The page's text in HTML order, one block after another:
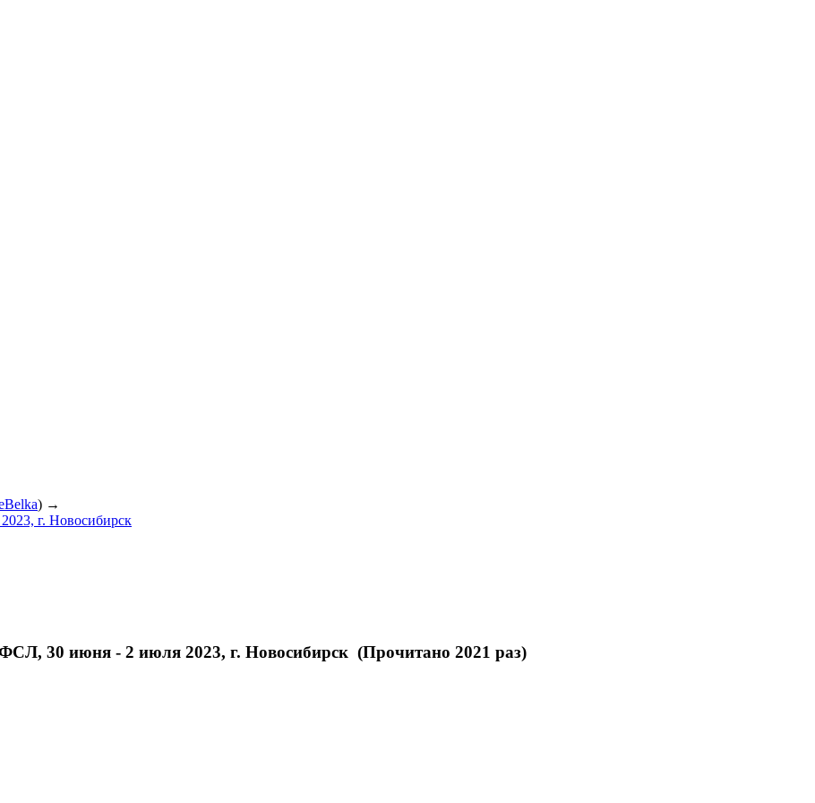
) →
г. Новосибирск
30 июня - 2 июля 2023, г. Новосибирск (Прочитано 2021 раз)